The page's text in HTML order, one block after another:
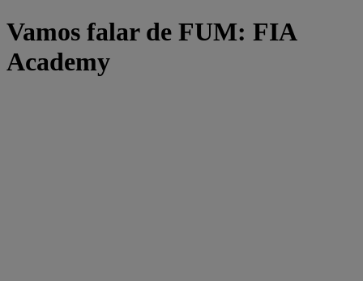
Vamos falar de FUM: FIA
Academy